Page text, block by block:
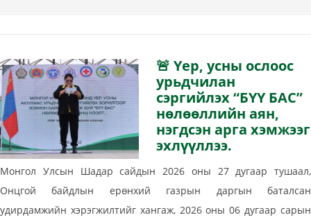
🚨 Үер, усны ослоос
урьдчилан
сэргийлэх “БҮҮ БАС”
нөлөөллийн аян,
нэгдсэн арга хэмжээг
эхлүүллээ.
Монгол Улсын Шадар сайдын 2026 оны 27 дугаар тушаал,
Онцгой байдлын ерөнхий газрын даргын баталсан
удирдамжийн хэрэгжилтийг хангаж, 2026 оны 06 дугаар сарын